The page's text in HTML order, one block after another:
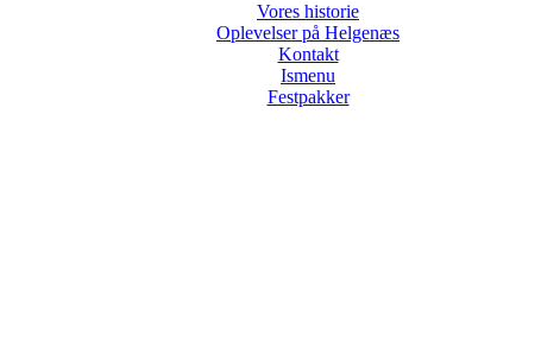
Vores historie
Oplevelser på Helgenæs
Kontakt
Ismenu
Festpakker